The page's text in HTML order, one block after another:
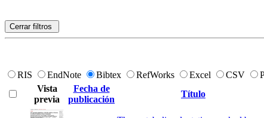
Cerrar filtros
RIS EndNote Bibtex RefWorks Excel CSV
Vista
previa
Fecha de
publicación
Título